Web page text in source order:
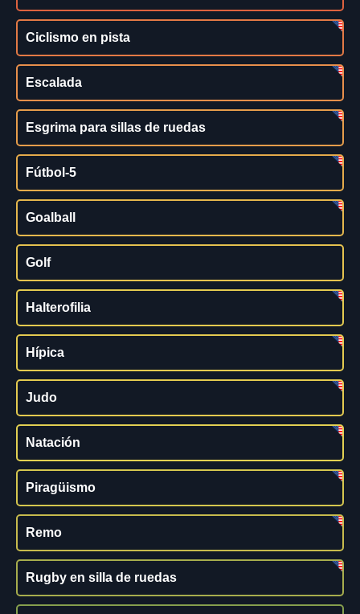
Ciclismo en pista
Escalada
Esgrima para sillas de ruedas
Fútbol-5
Goalball
Golf
Halterofilia
Hípica
Judo
Natación
Piragüismo
Remo
Rugby en silla de ruedas